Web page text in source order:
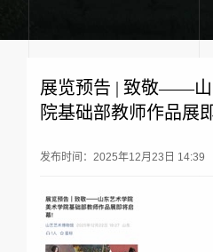
展览预告 | 致敬——山
院基础部教师作品展
发布时间：2025年12月23日 14:39